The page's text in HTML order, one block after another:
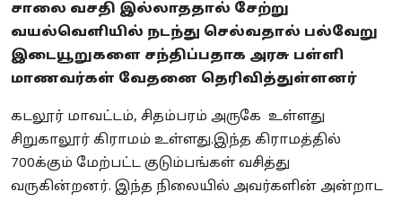
Astrology
Spirituality
Politics
சாலை வசதி இல்லாததால் சேற்று
வயல்வெளியில் நடந்து செல்வதால் பல்வேறு
இடையூறுகளை சந்திப்பதாக அரசு பள்ளி
மாணவர்கள் வேதனை தெரிவித்துள்ளனர்
கடலூர் மாவட்டம், சிதம்பரம் அருகே உள்ளது
சிறுகாலூர் கிராமம் உள்ளது.இந்த கிராமத்தில்
700க்கும் மேற்பட்ட குடும்பங்கள் வசித்து
வருகின்றனர். இந்த நிலையில் அவர்களின் அன்றாட